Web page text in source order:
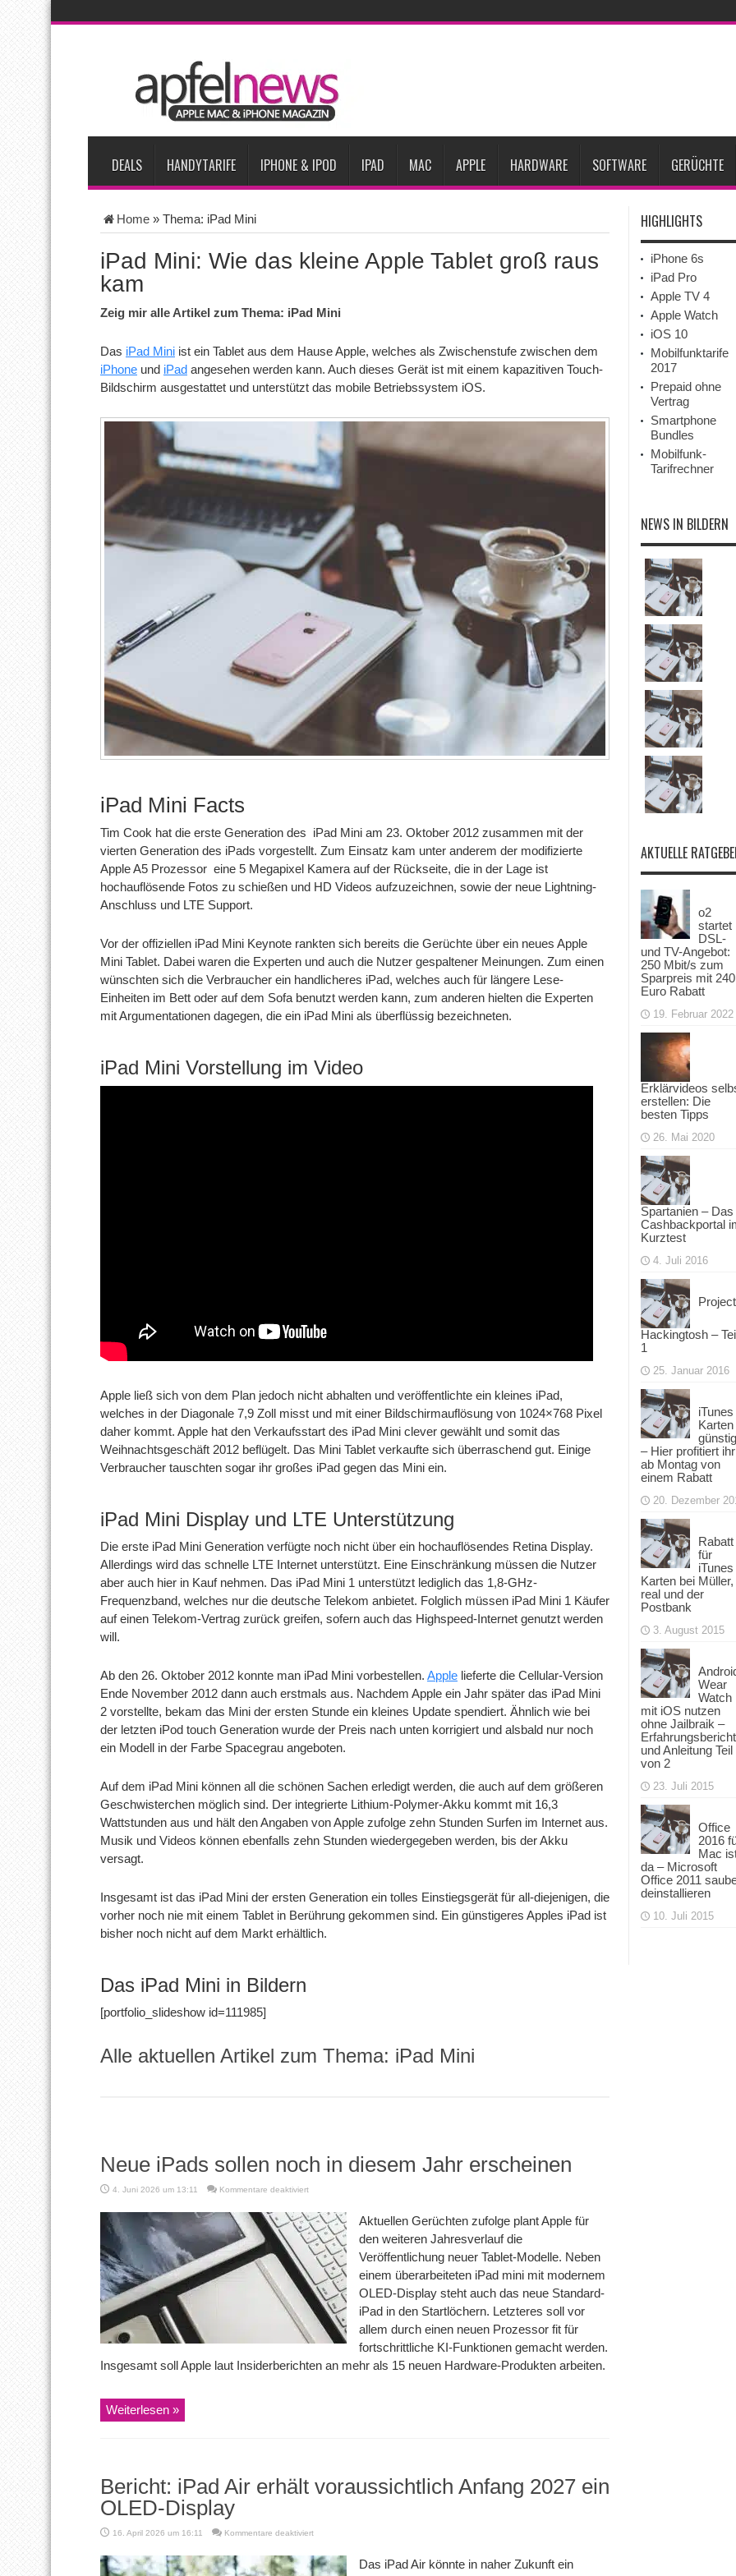
iPhone Ultra lässt Verkauf faltbarer Smartphones 2026 um 20 Prozent steigen
iPhone 18 Pro: Diese 3 großen Upgrades bringt das Top-Modell
iPhone Air 2 für Anfang 2027 erwartet Apples vermutete AirPods mit Kameras sollen bereits im September erscheinen
Apple erzielt 49 Prozent des weltweiten Smartphone-Umsatzes im 2. Quartal
DEALS HANDYTARIFE IPHONE & IPOD IPAD MAC APPLE HARDWARE SOFTWARE GERÜCHTE
Home » Thema: iPad Mini
iPad Mini: Wie das kleine Apple Tablet groß raus
kam
Zeig mir alle Artikel zum Thema: iPad Mini
Das iPad Mini ist ein Tablet aus dem Hause Apple, welches als Zwischenstufe zwischen dem
iPhone und iPad angesehen werden kann. Auch dieses Gerät ist mit einem kapazitiven Touch-
Bildschirm ausgestattet und unterstützt das mobile Betriebssystem iOS.
iPad Mini Facts
Tim Cook hat die erste Generation des iPad Mini am 23. Oktober 2012 zusammen mit der
vierten Generation des iPads vorgestellt. Zum Einsatz kam unter anderem der modifizierte
Apple A5 Prozessor eine 5 Megapixel Kamera auf der Rückseite, die in der Lage ist
hochauflösende Fotos zu schießen und HD Videos aufzuzeichnen, sowie der neue Lightning-
Anschluss und LTE Support.
Vor der offiziellen iPad Mini Keynote rankten sich bereits die Gerüchte über ein neues Apple
Mini Tablet. Dabei waren die Experten und auch die Nutzer gespaltener Meinungen. Zum einen
wünschten sich die Verbraucher ein handlicheres iPad, welches auch für längere Lese-
Einheiten im Bett oder auf dem Sofa benutzt werden kann, zum anderen hielten die Experten
mit Argumentationen dagegen, die ein iPad Mini als überflüssig bezeichneten.
iPad Mini Vorstellung im Video
Apple ließ sich von dem Plan jedoch nicht abhalten und veröffentlichte ein kleines iPad,
welches in der Diagonale 7,9 Zoll misst und mit einer Bildschirmauflösung von 1024×768 Pixel
daher kommt. Apple hat den Verkaufsstart des iPad Mini clever gewählt und somit das
Weihnachtsgeschäft 2012 beflügelt. Das Mini Tablet verkaufte sich überraschend gut. Einige
Verbraucher tauschten sogar ihr großes iPad gegen das Mini ein.
iPad Mini Display und LTE Unterstützung
Die erste iPad Mini Generation verfügte noch nicht über ein hochauflösendes Retina Display.
Allerdings wird das schnelle LTE Internet unterstützt. Eine Einschränkung müssen die Nutzer
aber auch hier in Kauf nehmen. Das iPad Mini 1 unterstützt lediglich das 1,8-GHz-
Frequenzband, welches nur die deutsche Telekom anbietet. Folglich müssen iPad Mini 1 Käufer
auf einen Telekom-Vertrag zurück greifen, sofern auch das Highspeed-Internet genutzt werden
will.
Ab den 26. Oktober 2012 konnte man iPad Mini vorbestellen. Apple lieferte die Cellular-Version
Ende November 2012 dann auch erstmals aus. Nachdem Apple ein Jahr später das iPad Mini
2 vorstellte, bekam das Mini der ersten Stunde ein kleines Update spendiert. Ähnlich wie bei
der letzten iPod touch Generation wurde der Preis nach unten korrigiert und alsbald nur noch
ein Modell in der Farbe Spacegrau angeboten.
Auf dem iPad Mini können all die schönen Sachen erledigt werden, die auch auf dem größeren
Geschwisterchen möglich sind. Der integrierte Lithium-Polymer-Akku kommt mit 16,3
Wattstunden aus und hält den Angaben von Apple zufolge zehn Stunden Surfen im Internet aus.
Musik und Videos können ebenfalls zehn Stunden wiedergegeben werden, bis der Akku
versagt.
Insgesamt ist das iPad Mini der ersten Generation ein tolles Einstiegsgerät für all-diejenigen, die
vorher noch nie mit einem Tablet in Berührung gekommen sind. Ein günstigeres Apples iPad ist
bisher noch nicht auf dem Markt erhältlich.
Das iPad Mini in Bildern
[portfolio_slideshow id=111985]
Alle aktuellen Artikel zum Thema: iPad Mini
Neue iPads sollen noch in diesem Jahr erscheinen
4. Juni 2026 um 13:11 Kommentare deaktiviertfür
iPads
sollen
noch
in
diesem
Jahr
erscheinen
Aktuellen Gerüchten zufolge plant Apple für
den weiteren Jahresverlauf die
Veröffentlichung neuer Tablet-Modelle. Neben
einem überarbeiteten iPad mini mit modernem
OLED-Display steht auch das neue Standard-
iPad in den Startlöchern. Letzteres soll vor
allem durch einen neuen Prozessor fit für
fortschrittliche KI-Funktionen gemacht werden.
Insgesamt soll Apple laut Insiderberichten an mehr als 15 neuen Hardware-Produkten arbeiten.
Weiterlesen »
Bericht: iPad Air erhält voraussichtlich Anfang 2027 ein
OLED-Display
16. April 2026 um 16:11 Kommentare deaktiviertfür
iPad
Air
Das iPad Air könnte in naher Zukunft ein
HIGHLIGHTS
iPhone 6s
iPad Pro
Apple TV 4
Apple Watch
iOS 10
Mobilfunktarife
2017
Prepaid ohne
Vertrag
Smartphone
Bundles
Mobilfunk-
Tarifrechner
NEWS IN BILDERN
AKTUELLE
o2
startet
DSL-
und TV-Angebot:
250 Mbit/s zum
Sparpreis mit 240
Euro Rabatt
19. Februar 2022
Erklärvideos
erstellen: Die
besten Tipps
26. Mai 2020
Spartanien – Das
Cashbackportal
Kurztest
4. Juli 2016
Project
Hackingtosh –
1
25. Januar 2016
iTunes
Karten
– Hier profitiert ihr
ab Montag von
einem Rabatt
20. Dezember
Rabatt
für
iTunes
Karten bei Müller,
real und der
Postbank
3. August 2015
Wear
Watch
mit iOS nutzen
ohne Jailbraik –
Erfahrungsbericht
und Anleitung Teil
von 2
23. Juli 2015
Office
2016
Mac
da – Microsoft
Office 2011
deinstallieren
10. Juli 2015